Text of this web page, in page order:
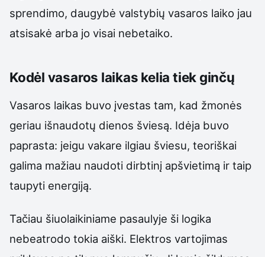
sprendimo, daugybė valstybių vasaros laiko jau
atsisakė arba jo visai nebetaiko.
Kodėl vasaros laikas kelia tiek ginčų
Vasaros laikas buvo įvestas tam, kad žmonės
geriau išnaudotų dienos šviesą. Idėja buvo
paprasta: jeigu vakare ilgiau šviesu, teoriškai
galima mažiau naudoti dirbtinį apšvietimą ir taip
taupyti energiją.
Tačiau šiuolaikiniame pasaulyje ši logika
nebeatrodo tokia aiški. Elektros vartojimas